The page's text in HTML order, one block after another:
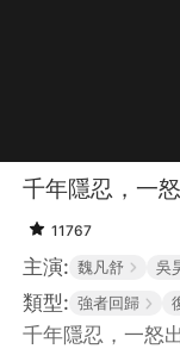
千年隱忍，一
11767
主演: 魏凡舒 吳
類型: 強者回歸
千年隱忍，一怒